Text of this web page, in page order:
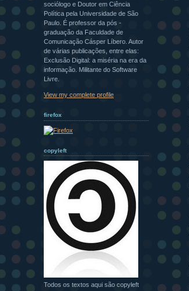
sociólogo e Doutor em Ciência
Política pela Universidade de São
Paulo. É professor da pós -
graduação da Faculdade de
Comunicação Cásper Líbero. Autor
de várias publicações, entre elas:
Exclusão Digital: a miséria na era da
informação. Militante do Software
Livre.
View my complete profile
firefox
copyleft
Todos os textos aqui são copyleft